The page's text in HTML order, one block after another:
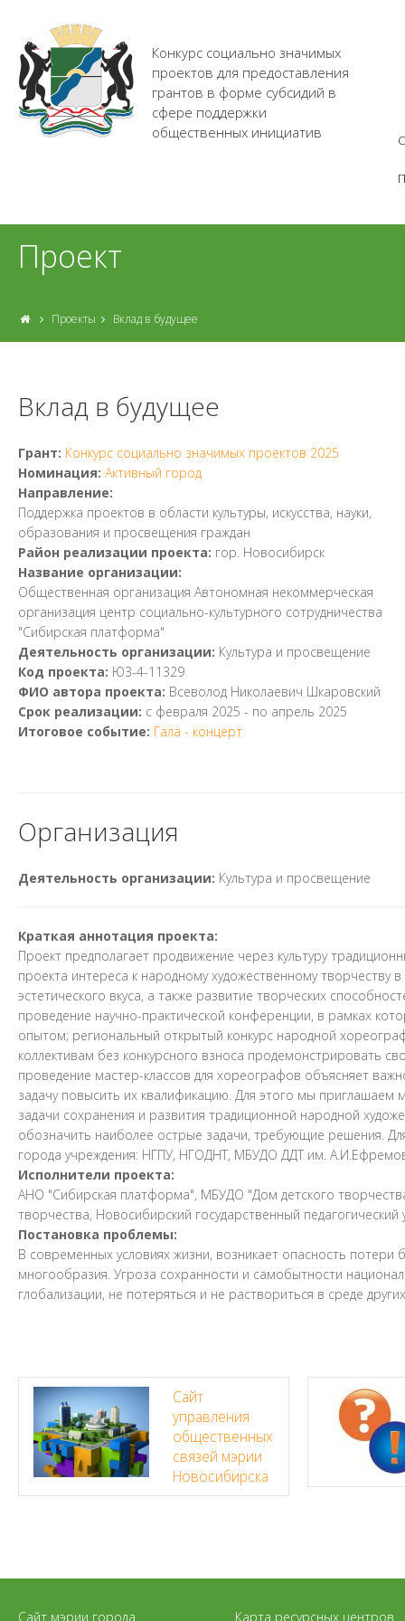
Конкурс социально значимых
проектов для предоставления
грантов в форме субсидий в
сфере поддержки
общественных инициатив
Проект
Проекты Вклад в будущее
Вклад в будущее
Грант: Конкурс социально значимых проектов 2025
Номинация: Активный город
Направление:
Поддержка проектов в области культуры, искусства, науки,
образования и просвещения граждан
Район реализации проекта: гор. Новосибирск
Название организации:
Общественная организация Автономная некоммерческая
организация центр социально-культурного сотрудничества
"Сибирская платформа"
Деятельность организации: Культура и просвещение
Код проекта: Ю3-4-11329
ФИО автора проекта: Всеволод Николаевич Шкаровский
Срок реализации: с февраля 2025 - по апрель 2025
Итоговое событие: Гала - концерт
Организация
Деятельность организации: Культура и просвещение
Краткая аннотация проекта:
Проект предполагает продвижение через культуру
проекта интереса к народному художественному
эстетического вкуса, а также развитие творческих
проведение научно-практической конференции, в рамках
опытом; региональный открытый конкурс народной
коллективам без конкурсного взноса продемонстрировать
проведение мастер-классов для хореографов объясняет
задачу повысить их квалификацию. Для этого мы приглашаем
задачи сохранения и развития традиционной народной
обозначить наиболее острые задачи, требующие решения.
города учреждения: НГПУ, НГОДНТ, МБУДО ДДТ им.
Исполнители проекта:
АНО "Сибирская платформа", МБУДО "Дом детского
творчества, Новосибирский государственный педагогический
Постановка проблемы:
В современных условиях жизни, возникает опасность
многообразия. Угроза сохранности и самобытности
глобализации, не потеряться и не раствориться в среде
Сайт
управления
общественных
связей мэрии
Новосибирска
Сайт мэрии города Карта ресурсных центров